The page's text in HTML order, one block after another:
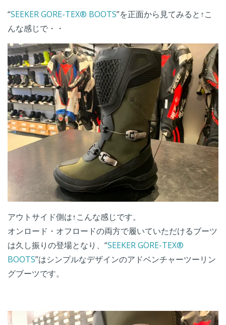
“SEEKER GORE-TEX® BOOTS”を正面から見てみると↑こ
んな感じで・・
アウトサイド側は↑こんな感じです。
オンロード・オフロードの両方で履いていただけるブーツ
は久し振りの登場となり、“SEEKER GORE-TEX®
BOOTS”はシンプルなデザインのアドベンチャーツーリン
グブーツです。